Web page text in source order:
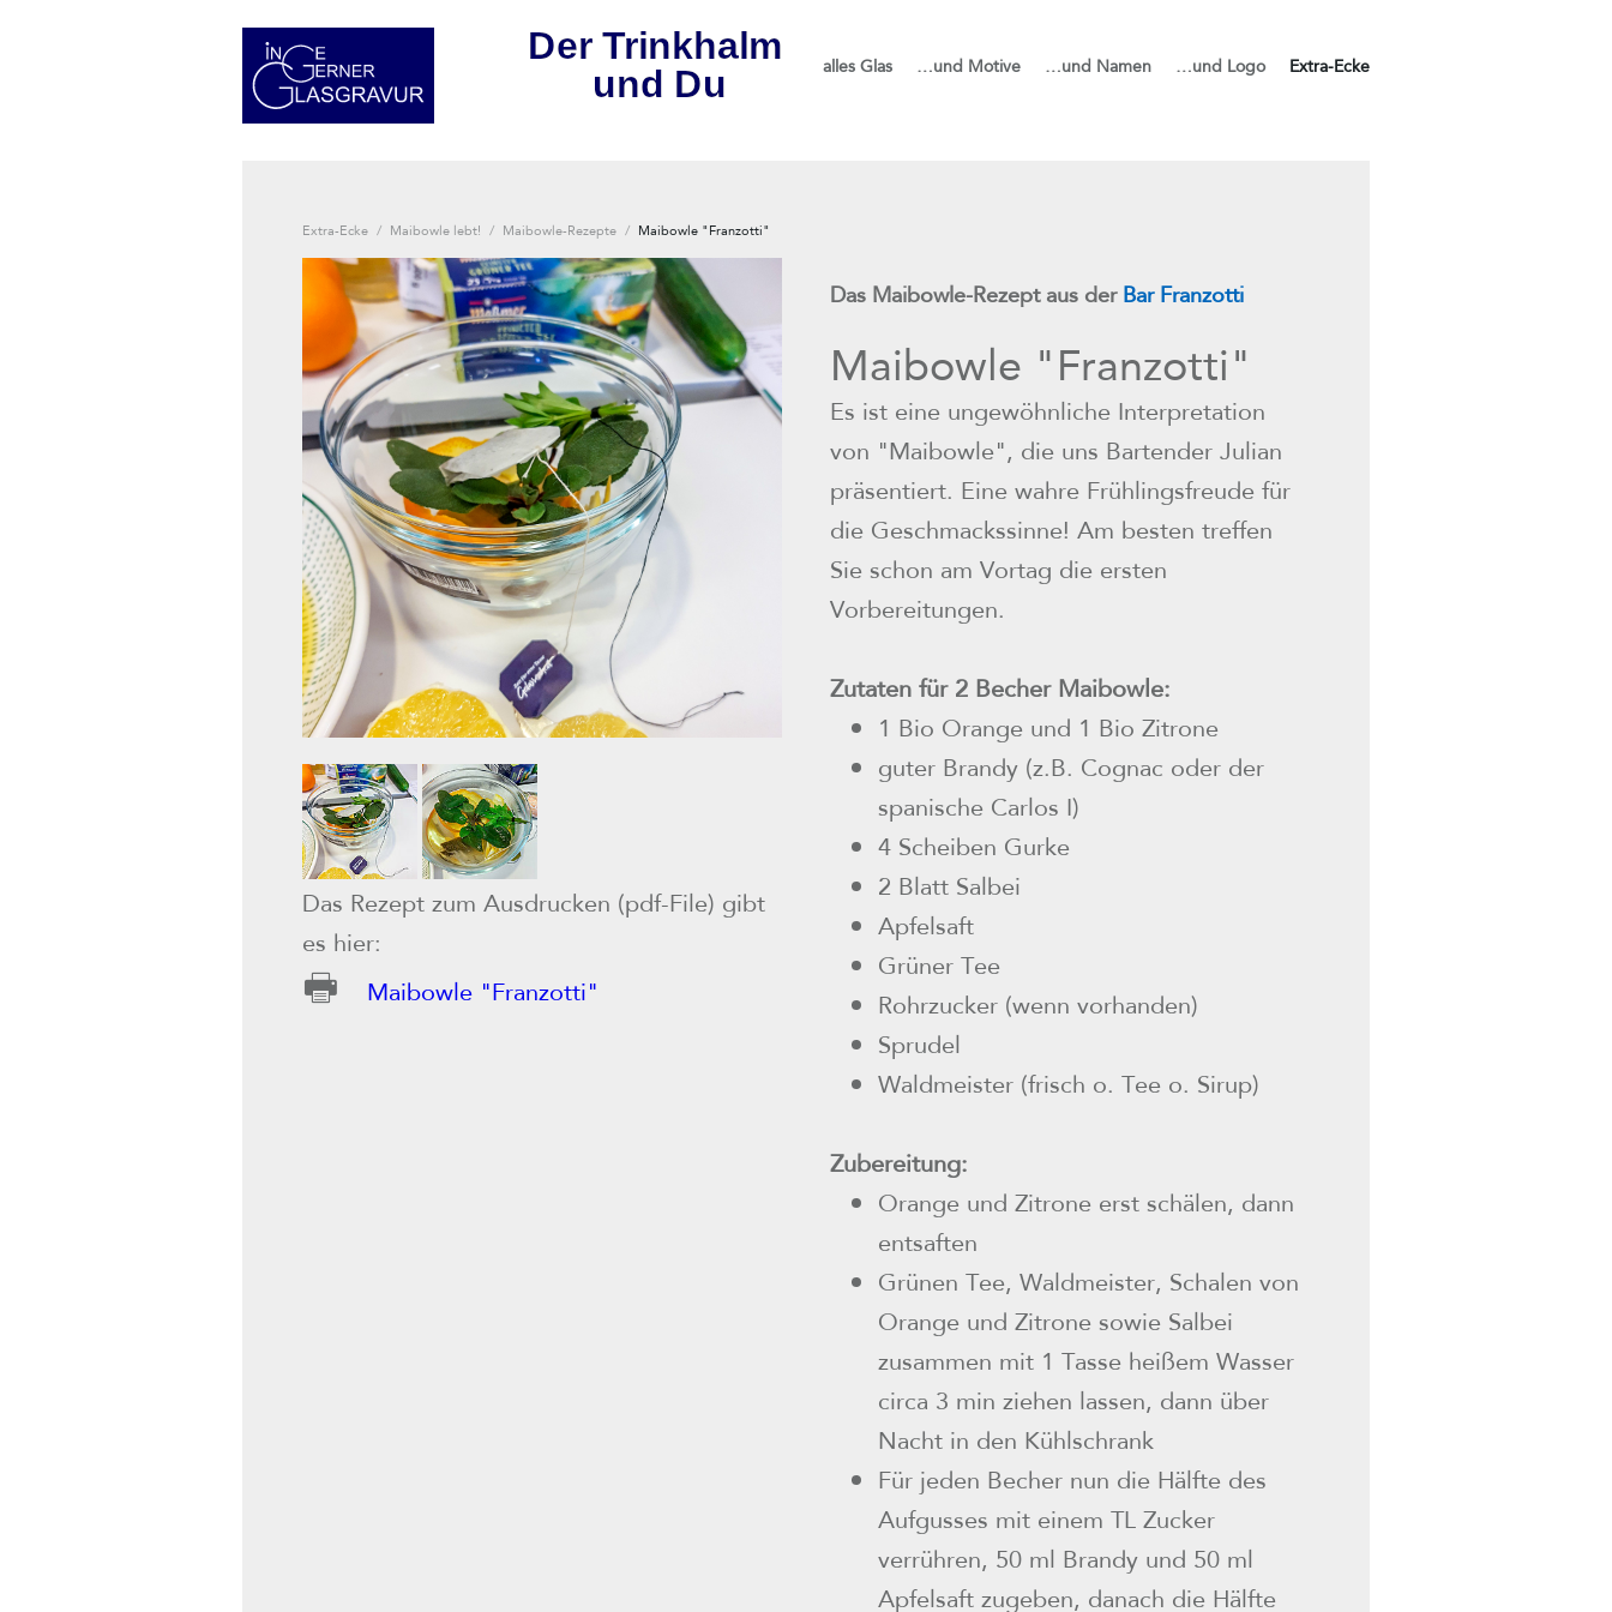
alles Glas …und Motive …und Namen …und Logo Extra-Ecke
Extra-Ecke / Maibowle lebt! / Maibowle-Rezepte / Maibowle "Franzotti"
Das Rezept zum Ausdrucken (pdf-File) gibt
es hier:
🖶 Maibowle "Franzotti"
Das Maibowle-Rezept aus der Bar Franzotti
Maibowle "Franzotti"
Es ist eine ungewöhnliche Interpretation
von "Maibowle", die uns Bartender Julian
präsentiert. Eine wahre Frühlingsfreude für
die Geschmackssinne! Am besten treffen
Sie schon am Vortag die ersten
Vorbereitungen.
Zutaten für 2 Becher Maibowle:
1 Bio Orange und 1 Bio Zitrone
guter Brandy (z.B. Cognac oder der
spanische Carlos I)
4 Scheiben Gurke
2 Blatt Salbei
Apfelsaft
Grüner Tee
Rohrzucker (wenn vorhanden)
Sprudel
Waldmeister (frisch o. Tee o. Sirup)
Zubereitung:
Orange und Zitrone erst schälen, dann
entsaften
Grünen Tee, Waldmeister, Schalen von
Orange und Zitrone sowie Salbei
zusammen mit 1 Tasse heißem Wasser
circa 3 min ziehen lassen, dann über
Nacht in den Kühlschrank
Für jeden Becher nun die Hälfte des
Aufgusses mit einem TL Zucker
verrühren, 50 ml Brandy und 50 ml
Apfelsaft zugeben, danach die Hälfte